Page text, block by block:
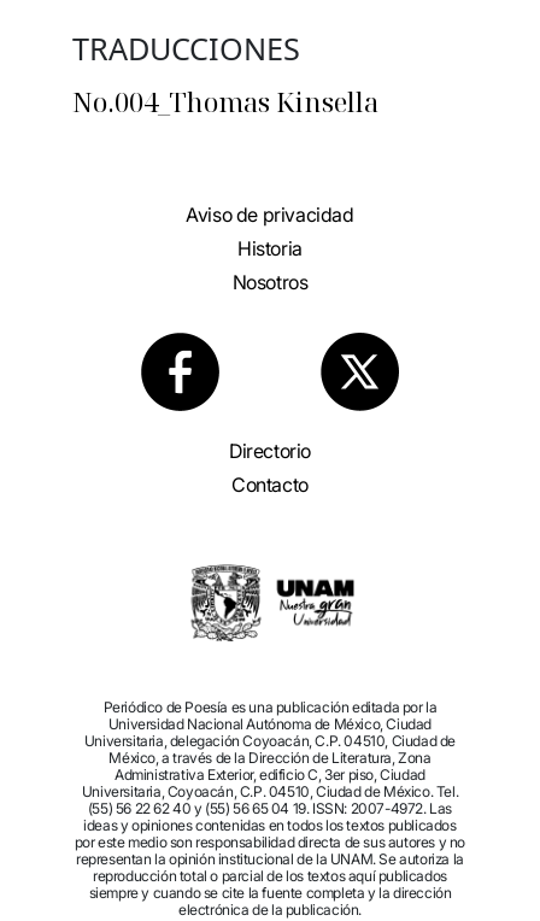
TRADUCCIONES
No.004_Thomas Kinsella
Aviso de privacidad
Historia
Nosotros
Directorio
Contacto
Periódico de Poesía es una publicación editada por la
Universidad Nacional Autónoma de México, Ciudad
Universitaria, delegación Coyoacán, C.P. 04510, Ciudad de
México, a través de la Dirección de Literatura, Zona
Administrativa Exterior, edificio C, 3er piso, Ciudad
Universitaria, Coyoacán, C.P. 04510, Ciudad de México. Tel.
(55) 56 22 62 40 y (55) 56 65 04 19. ISSN: 2007-4972. Las
ideas y opiniones contenidas en todos los textos publicados
por este medio son responsabilidad directa de sus autores y no
representan la opinión institucional de la UNAM. Se autoriza la
reproducción total o parcial de los textos aquí publicados
siempre y cuando se cite la fuente completa y la dirección
electrónica de la publicación.